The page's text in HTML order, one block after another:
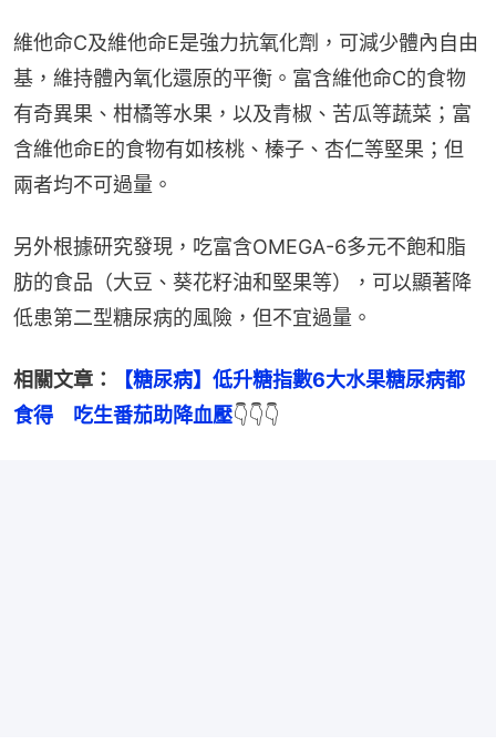
維他命C及維他命E是強力抗氧化劑，可減少體內自由
基，維持體內氧化還原的平衡。富含維他命C的食物
有奇異果、柑橘等水果，以及青椒、苦瓜等蔬菜；富
含維他命E的食物有如核桃、榛子、杏仁等堅果；但
兩者均不可過量。
另外根據研究發現，吃富含OMEGA-6多元不飽和脂
肪的食品（大豆、葵花籽油和堅果等），可以顯著降
低患第二型糖尿病的風險，但不宜過量。
相關文章：
【糖尿病】低升糖指數6大水果糖尿病都
食得　吃生番茄助降血壓👇👇👇